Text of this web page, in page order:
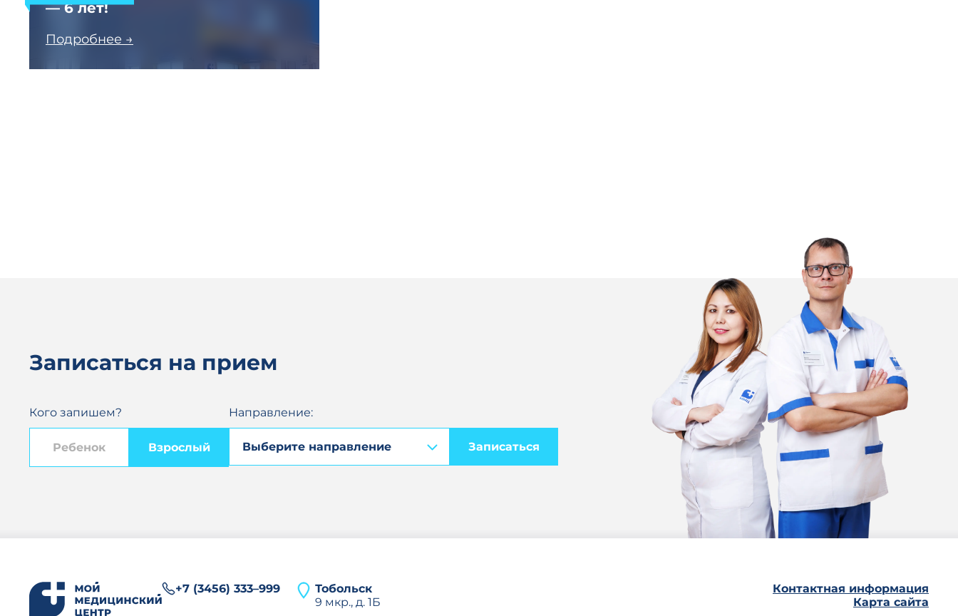
— 6 лет!
Подробнее →
Записаться на прием
Кого запишем?
Ребенок Взрослый
Направление:
Записаться
+7 (3456) 333–999
Тобольск
9 мкр., д. 1Б
Контактная информация
Карта сайта